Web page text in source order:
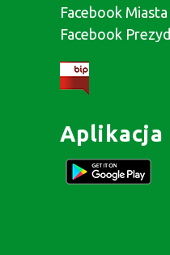
Facebook Miasta
Facebook
Aplikacja